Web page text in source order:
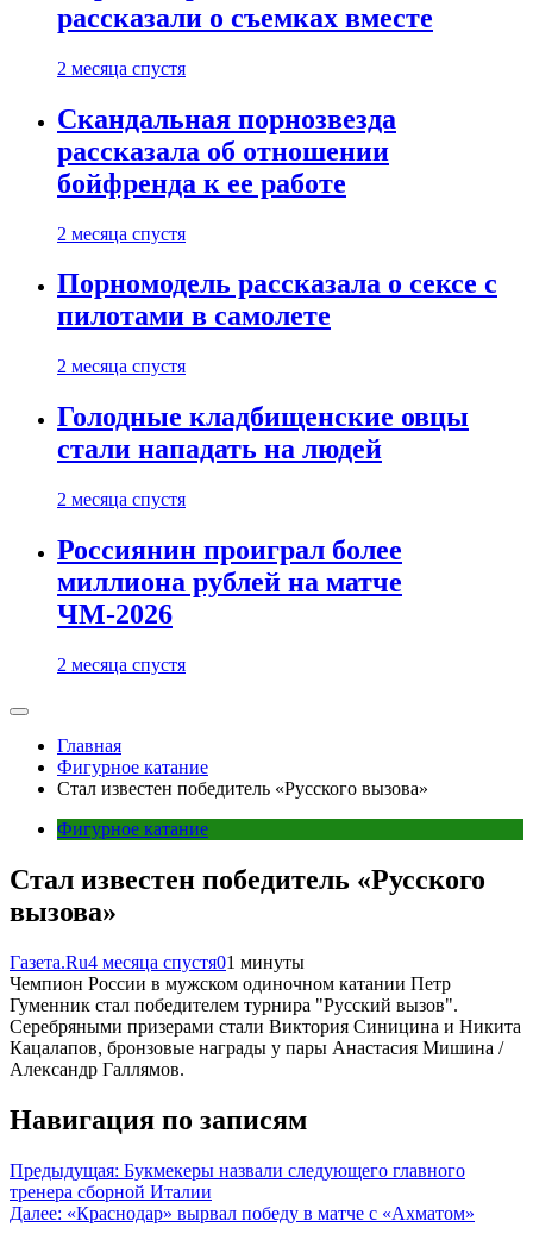
рассказали о съемках вместе
2 месяца спустя
Скандальная порнозвезда
рассказала об отношении
бойфренда к ее работе
2 месяца спустя
Порномодель рассказала о сексе с
пилотами в самолете
2 месяца спустя
Голодные кладбищенские овцы
стали нападать на людей
2 месяца спустя
Россиянин проиграл более
миллиона рублей на матче
ЧМ-2026
2 месяца спустя
Главная
Фигурное катание
Стал известен победитель «Русского вызова»
Фигурное катание
Стал известен победитель «Русского
вызова»
Газета.Ru4 месяца спустя01 минуты
Чемпион России в мужском одиночном катании Петр
Гуменник стал победителем турнира "Русский вызов".
Серебряными призерами стали Виктория Синицина и Никита
Кацалапов, бронзовые награды у пары Анастасия Мишина /
Александр Галлямов.
Навигация по записям
Предыдущая: Букмекеры назвали следующего главного
тренера сборной Италии
Далее: «Краснодар» вырвал победу в матче с «Ахматом»